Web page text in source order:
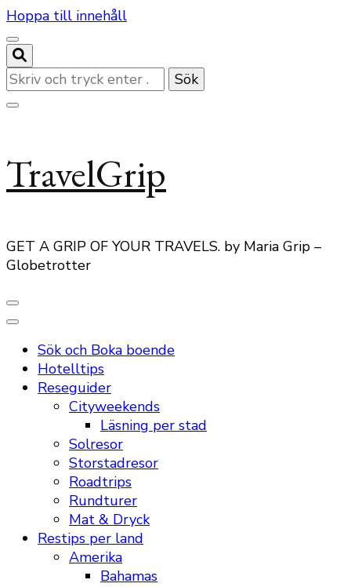
Hoppa till innehåll
Letar
du
efter
TravelGrip
GET A GRIP OF YOUR TRAVELS. by Maria Grip –
Globetrotter
Sök och Boka boende
Hotelltips
Reseguider
Cityweekends
Läsning per stad
Solresor
Storstadresor
Roadtrips
Rundturer
Mat & Dryck
Restips per land
Amerika
Bahamas